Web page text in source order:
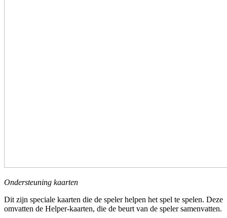
Ondersteuning kaarten
Dit zijn speciale kaarten die de speler helpen het spel te spelen. Deze
omvatten de Helper-kaarten, die de beurt van de speler samenvatten.